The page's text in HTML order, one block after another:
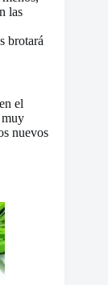
las
brotará
el
muy
nuevos